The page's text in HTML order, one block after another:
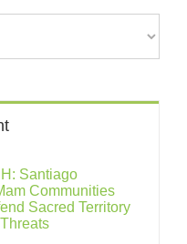
Santiago
Communities
Sacred Territory